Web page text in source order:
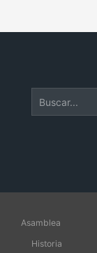
Asamblea
Historia